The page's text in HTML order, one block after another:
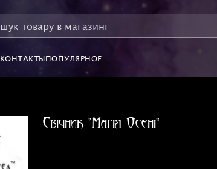
КОНТАКТЫПОПУЛЯРНОЕ
Свічник "Магія Осені"